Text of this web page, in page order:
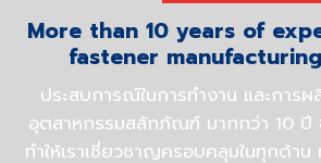
More than 10 years of
fastener
ประสบการณ์ในการทำงาน และการผ
อุตสาหกรรมสลักภัณฑ์ มากกว่า 10 ปี
ทำให้เราเชี่ยวชาญครอบคลุมในทุกด้า